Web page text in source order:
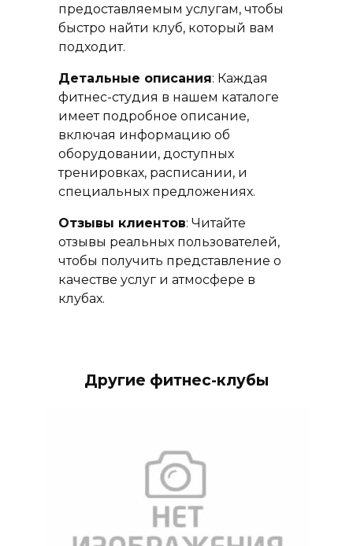
предоставляемым услугам, чтобы
быстро найти клуб, который вам
подходит.
Детальные описания: Каждая
фитнес-студия в нашем каталоге
имеет подробное описание,
включая информацию об
оборудовании, доступных
тренировках, расписании, и
специальных предложениях.
Отзывы клиентов: Читайте
отзывы реальных пользователей,
чтобы получить представление о
качестве услуг и атмосфере в
клубах.
Другие фитнес-клубы